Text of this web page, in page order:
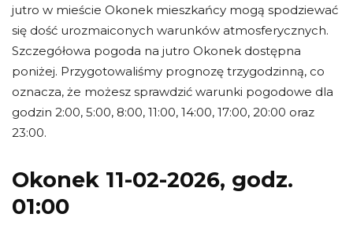
jutro w mieście Okonek mieszkańcy mogą spodziewać
się dość urozmaiconych warunków atmosferycznych.
Szczegółowa pogoda na jutro Okonek dostępna
poniżej. Przygotowaliśmy prognozę trzygodzinną, co
oznacza, że możesz sprawdzić warunki pogodowe dla
godzin 2:00, 5:00, 8:00, 11:00, 14:00, 17:00, 20:00 oraz
23:00.
Okonek 11-02-2026, godz.
01:00